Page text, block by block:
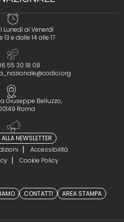
Lunedì al Venerdì
e dalle 14 alle 17
55 30 18 08
Giuseppe Belluzzo,
Roma
NEWSLETTER
Accessibilità
Cookie Policy
CONTATTI AREA STAMPA